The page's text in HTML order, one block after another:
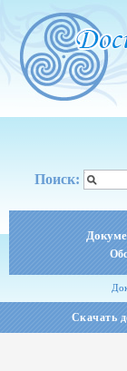
Поиск:
Скачать